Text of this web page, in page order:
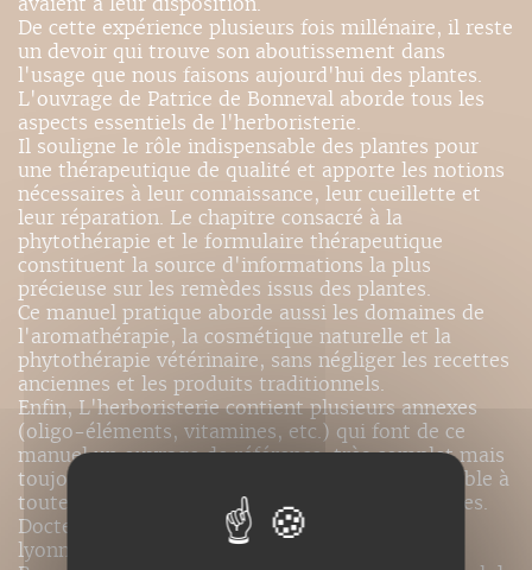
De cette expérience plusieurs fois millénaire, il reste
un devoir qui trouve son aboutissement dans
l'usage que nous faisons aujourd'hui des plantes.
L'ouvrage de Patrice de Bonneval aborde tous les
aspects essentiels de l'herboristerie.
Il souligne le rôle indispensable des plantes pour
une thérapeutique de qualité et apporte les notions
nécessaires à leur connaissance, leur cueillette et
leur réparation. Le chapitre consacré à la
phytothérapie et le formulaire thérapeutique
constituent la source d'informations la plus
précieuse sur les remèdes issus des plantes.
Ce manuel pratique aborde aussi les domaines de
l'aromathérapie, la cosmétique naturelle et la
phytothérapie vétérinaire, sans négliger les recettes
anciennes et les produits traditionnels.
Enfin, L'herboristerie contient plusieurs annexes
(oligo-éléments, vitamines, etc.) qui font de ce
manuel un ouvrage de référence, très complet mais
toujours clair et d'une lecture aisée, indispensable à
toute personne voulant un bon usage des plantes.
Docteur en pharmacie, fondateur de l'Ecole
lyonnaise de plantes médicinales, Patrice de